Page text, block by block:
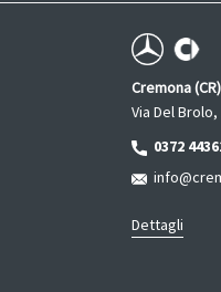
Cremona (CR)
Via Del Brolo,
0372
Dettagli